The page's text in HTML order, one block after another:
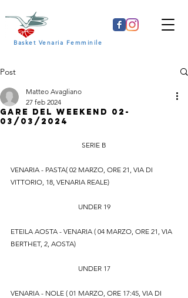
Basket Venaria Femminile
Post
GARE DEL WEEKEND 02-
03/03/2024
Matteo Avagliano
27 feb 2024
SERIE B
VENARIA - PASTA( 02 MARZO, ORE 21, VIA DI
VITTORIO, 18, VENARIA REALE)
UNDER 19
ETEILA AOSTA - VENARIA ( 04 MARZO, ORE 21, VIA
BERTHET, 2, AOSTA)
UNDER 17
VENARIA - NOLE ( 01 MARZO, ORE 17:45, VIA DI